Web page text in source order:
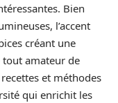
Bien
l’accent
créant une
tout amateur de
et méthodes
qui enrichit les